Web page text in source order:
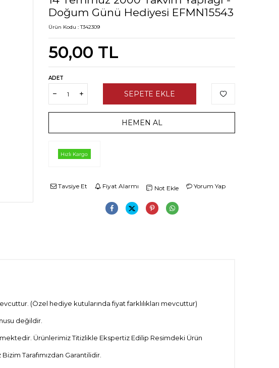
Doğum Günü Hediyesi EFMN15543
Ürün Kodu :T342309
50,00 TL
ADET
SEPETE EKLE
HEMEN AL
Tavsiye Et Fiyat Alarmı Not Ekle Yorum Yap
(Özel hediye kutularında fiyat farklılıkları mevcuttur)
değildir.
Ürünlerimiz Titizlikle Ekspertiz Edilip Resimdeki Ürün
Tarafımızdan Garantilidir.